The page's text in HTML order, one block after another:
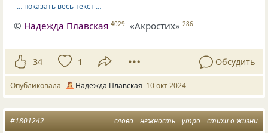
… показать весь текст …
© Надежда Плавская 4029 «Акростих» 286
34 1 Обсудить
Опубликовала Надежда Плавская 10 окт 2024
слова нежность утро стихи о жизни
#1801242